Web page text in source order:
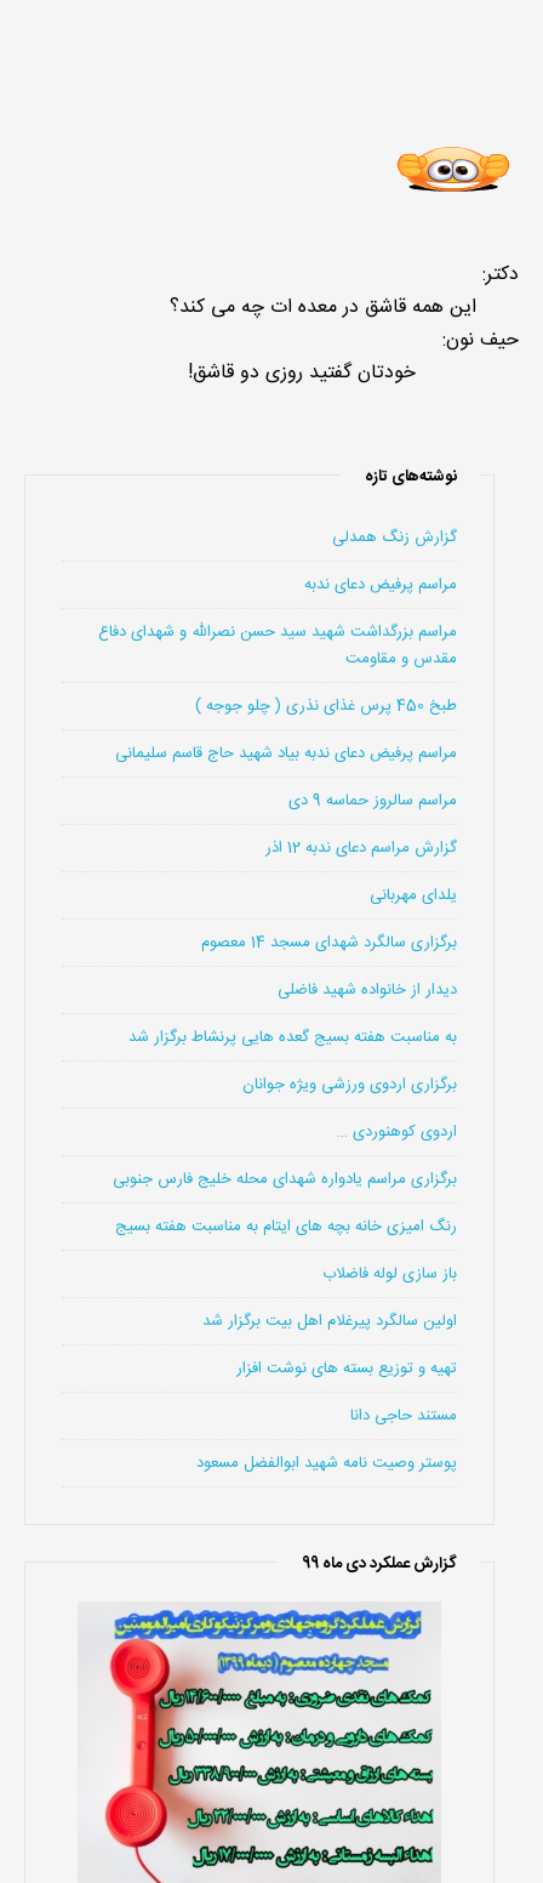
دکتر:
این همه قاشق در معده ات چه می كند؟
حیف نون:
خودتان گفتید روزی دو قاشق!
نوشته‌های تازه
گزارش زنگ همدلی
مراسم پرفیض دعای ندبه
مراسم بزرگداشت شهید سید حسن نصرالله و شهدای دفاع
مقدس و مقاومت
طبخ 450 پرس غذای نذری ( چلو جوجه )
مراسم پرفیض دعای ندبه بیاد شهید حاج قاسم سلیمانی
مراسم سالروز حماسه 9 دی
گزارش مراسم دعای ندبه 12 اذر
یلدای مهربانی
برگزاری سالگرد شهدای مسجد 14 معصوم
دیدار از خانواده شهید فاضلی
به مناسبت هفته بسیج گعده هایی پرنشاط برگزار شد
برگزاری اردوی ورزشی ویژه جوانان
اردوی کوهنوردی …
برگزاری مراسم یادواره شهدای محله خلیج فارس جنوبی
رنگ امیزی خانه بچه های ایتام به مناسبت هفته بسیج
باز سازی لوله فاضلاب
اولین سالگرد پیرغلام اهل بیت برگزار شد
تهیه و توزیع بسته های نوشت افزار
مستند حاجی دانا
پوستر وصیت نامه شهید ابوالفضل مسعود
گزارش عملکرد دی ماه 99